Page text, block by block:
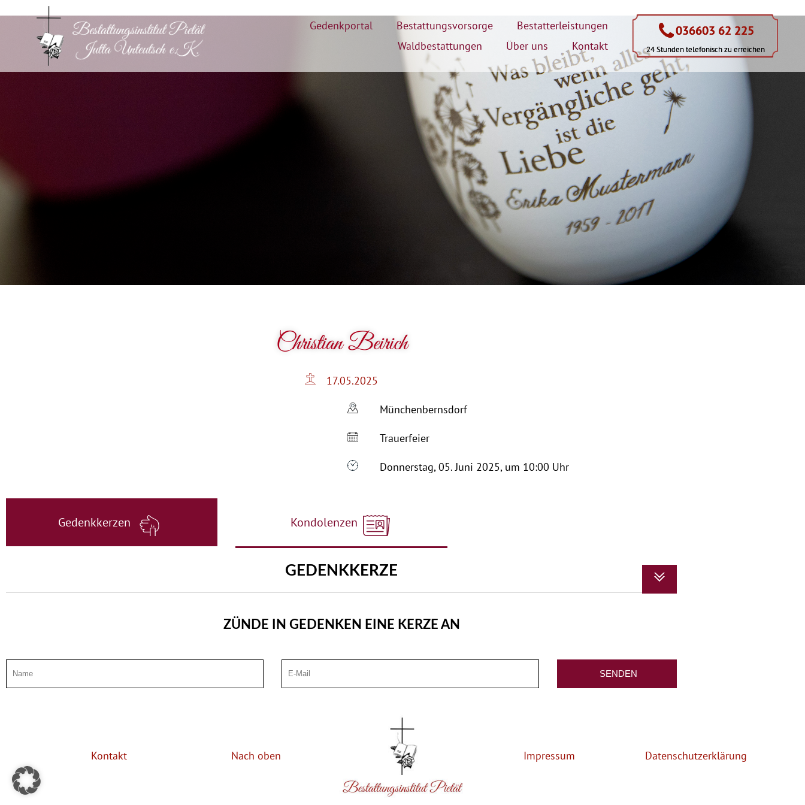
Gedenkportal Bestattungsvorsorge
Bestatterleistungen
Waldbestattungen
Über uns Kontakt
036603 62 225
24 Stunden telefonisch zu erreichen
036603 62 225
24 Stunden telefonisch zu erreichen
Christian Beirich
17.05.2025
Münchenbernsdorf
Trauerfeier
Donnerstag, 05. Juni 2025, um 10:00 Uhr
Gedenkkerzen Kondolenzen
GEDENKKERZE
ZÜNDE IN GEDENKEN EINE KERZE AN
Kontakt Nach oben Impressum Datenschutzerklärung